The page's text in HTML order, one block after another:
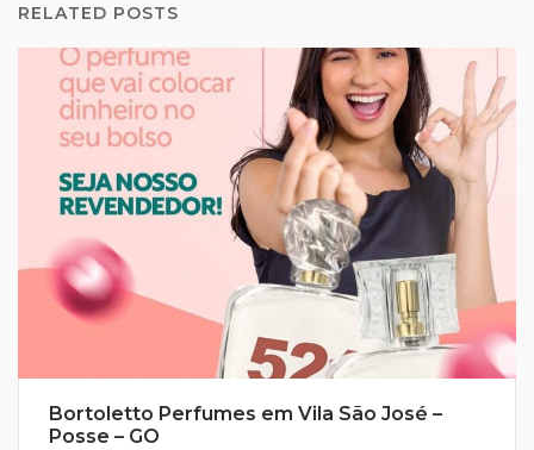
RELATED POSTS
Bortoletto Perfumes em Vila São José –
Posse – GO